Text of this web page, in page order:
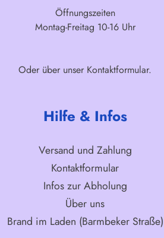
Öffnungszeiten
Montag-Freitag 10-16 Uhr
Oder über unser Kontaktformular.
Hilfe & Infos
Versand und Zahlung
Kontaktformular
Infos zur Abholung
Über uns
Brand im Laden (Barmbeker Straße)